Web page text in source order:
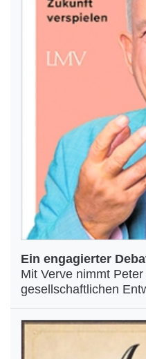
Ein engagierter
Mit Verve nimmt
gesellschaftlichen